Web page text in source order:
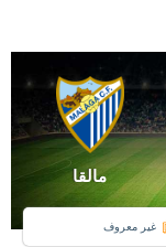
مالقا
غير معروف